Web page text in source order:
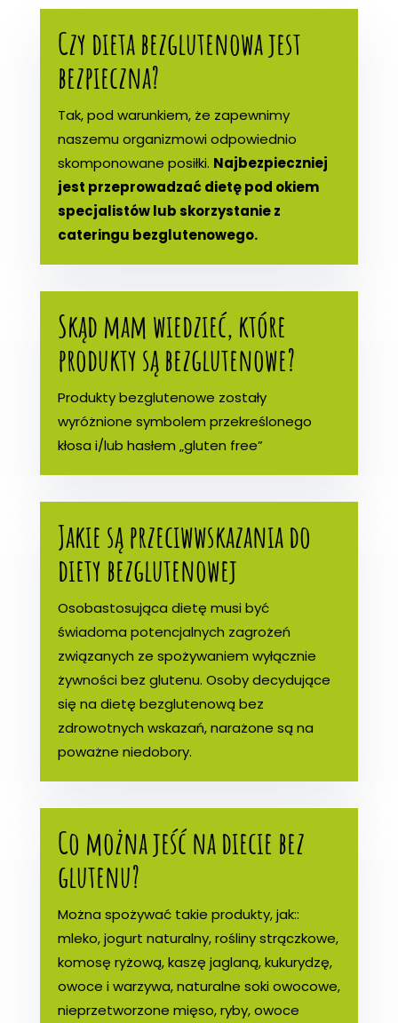
Czy dieta bezglutenowa jest
bezpieczna?
Tak, pod warunkiem, że zapewnimy
naszemu organizmowi odpowiednio
skomponowane posiłki. Najbezpieczniej
jest przeprowadzać dietę pod okiem
specjalistów lub skorzystanie z
cateringu bezglutenowego.
Skąd mam wiedzieć, które
produkty są bezglutenowe?
Produkty bezglutenowe zostały
wyróżnione symbolem przekreślonego
kłosa i/lub hasłem „gluten free”
Jakie są przeciwwskazania do
diety bezglutenowej
Osobastosująca dietę musi być
świadoma potencjalnych zagrożeń
związanych ze spożywaniem wyłącznie
żywności bez glutenu. Osoby decydujące
się na dietę bezglutenową bez
zdrowotnych wskazań, narażone są na
poważne niedobory.
Co można jeść na diecie bez
glutenu?
Można spożywać takie produkty, jak::
mleko, jogurt naturalny, rośliny strączkowe,
komosę ryżową, kaszę jaglaną, kukurydzę,
owoce i warzywa, naturalne soki owocowe,
nieprzetworzone mięso, ryby, owoce